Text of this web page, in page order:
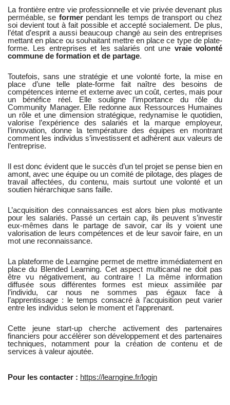
La frontière entre vie professionnelle et vie privée devenant plus
perméable, se formerpendant les temps de transport ou chez
soi devient tout à fait possible et accepté socialement. De plus,
l’état d’esprit a aussi beaucoup changé au sein des entreprises
mettant en place ou souhaitant mettre en place ce type de plate-
forme. Les entreprises et les salariés ont une vraie volonté
commune de formation et de partage.
Toutefois, sans une stratégie et une volonté forte, la mise en
place d’une telle plate-forme fait naître des besoins de
compétences interne et externe avec un coût, certes, mais pour
un bénéfice réel. Elle souligne l’importance du rôle du
Community Manager. Elle redonne aux Ressources Humaines
un rôle et une dimension stratégique, redynamise le quotidien,
valorise l’expérience des salariés et la marque employeur,
l’innovation, donne la température des équipes en montrant
comment les individus s’investissent et adhèrent aux valeurs de
l’entreprise.
Il est donc évident que le succès d’un tel projet se pense bien en
amont, avec une équipe ou un comité de pilotage, des plages de
travail affectées, du contenu, mais surtout une volonté et un
soutien hiérarchique sans faille.
L’acquisition des connaissances est alors bien plus motivante
pour les salariés. Passé un certain cap, ils peuvent s’investir
eux-mêmes dans le partage de savoir, car ils y voient une
valorisation de leurs compétences et de leur savoir faire, en un
mot une reconnaissance.
La plateforme de Learngine permet de mettre immédiatement en
place du Blended Learning. Cet aspect multicanal ne doit pas
être vu négativement, au contraire ! La même information
diffusée sous différentes formes est mieux assimilée par
l’individu, car nous ne sommes pas égaux face à
l’apprentissage : le temps consacré à l’acquisition peut varier
entre les individus selon le moment et l’apprenant.
Cette jeune start-up cherche activement des partenaires
financiers pour accélérer son développement et des partenaires
techniques, notamment pour la création de contenu et de
services à valeur ajoutée.
Pour les contacter : https://learngine.fr/login